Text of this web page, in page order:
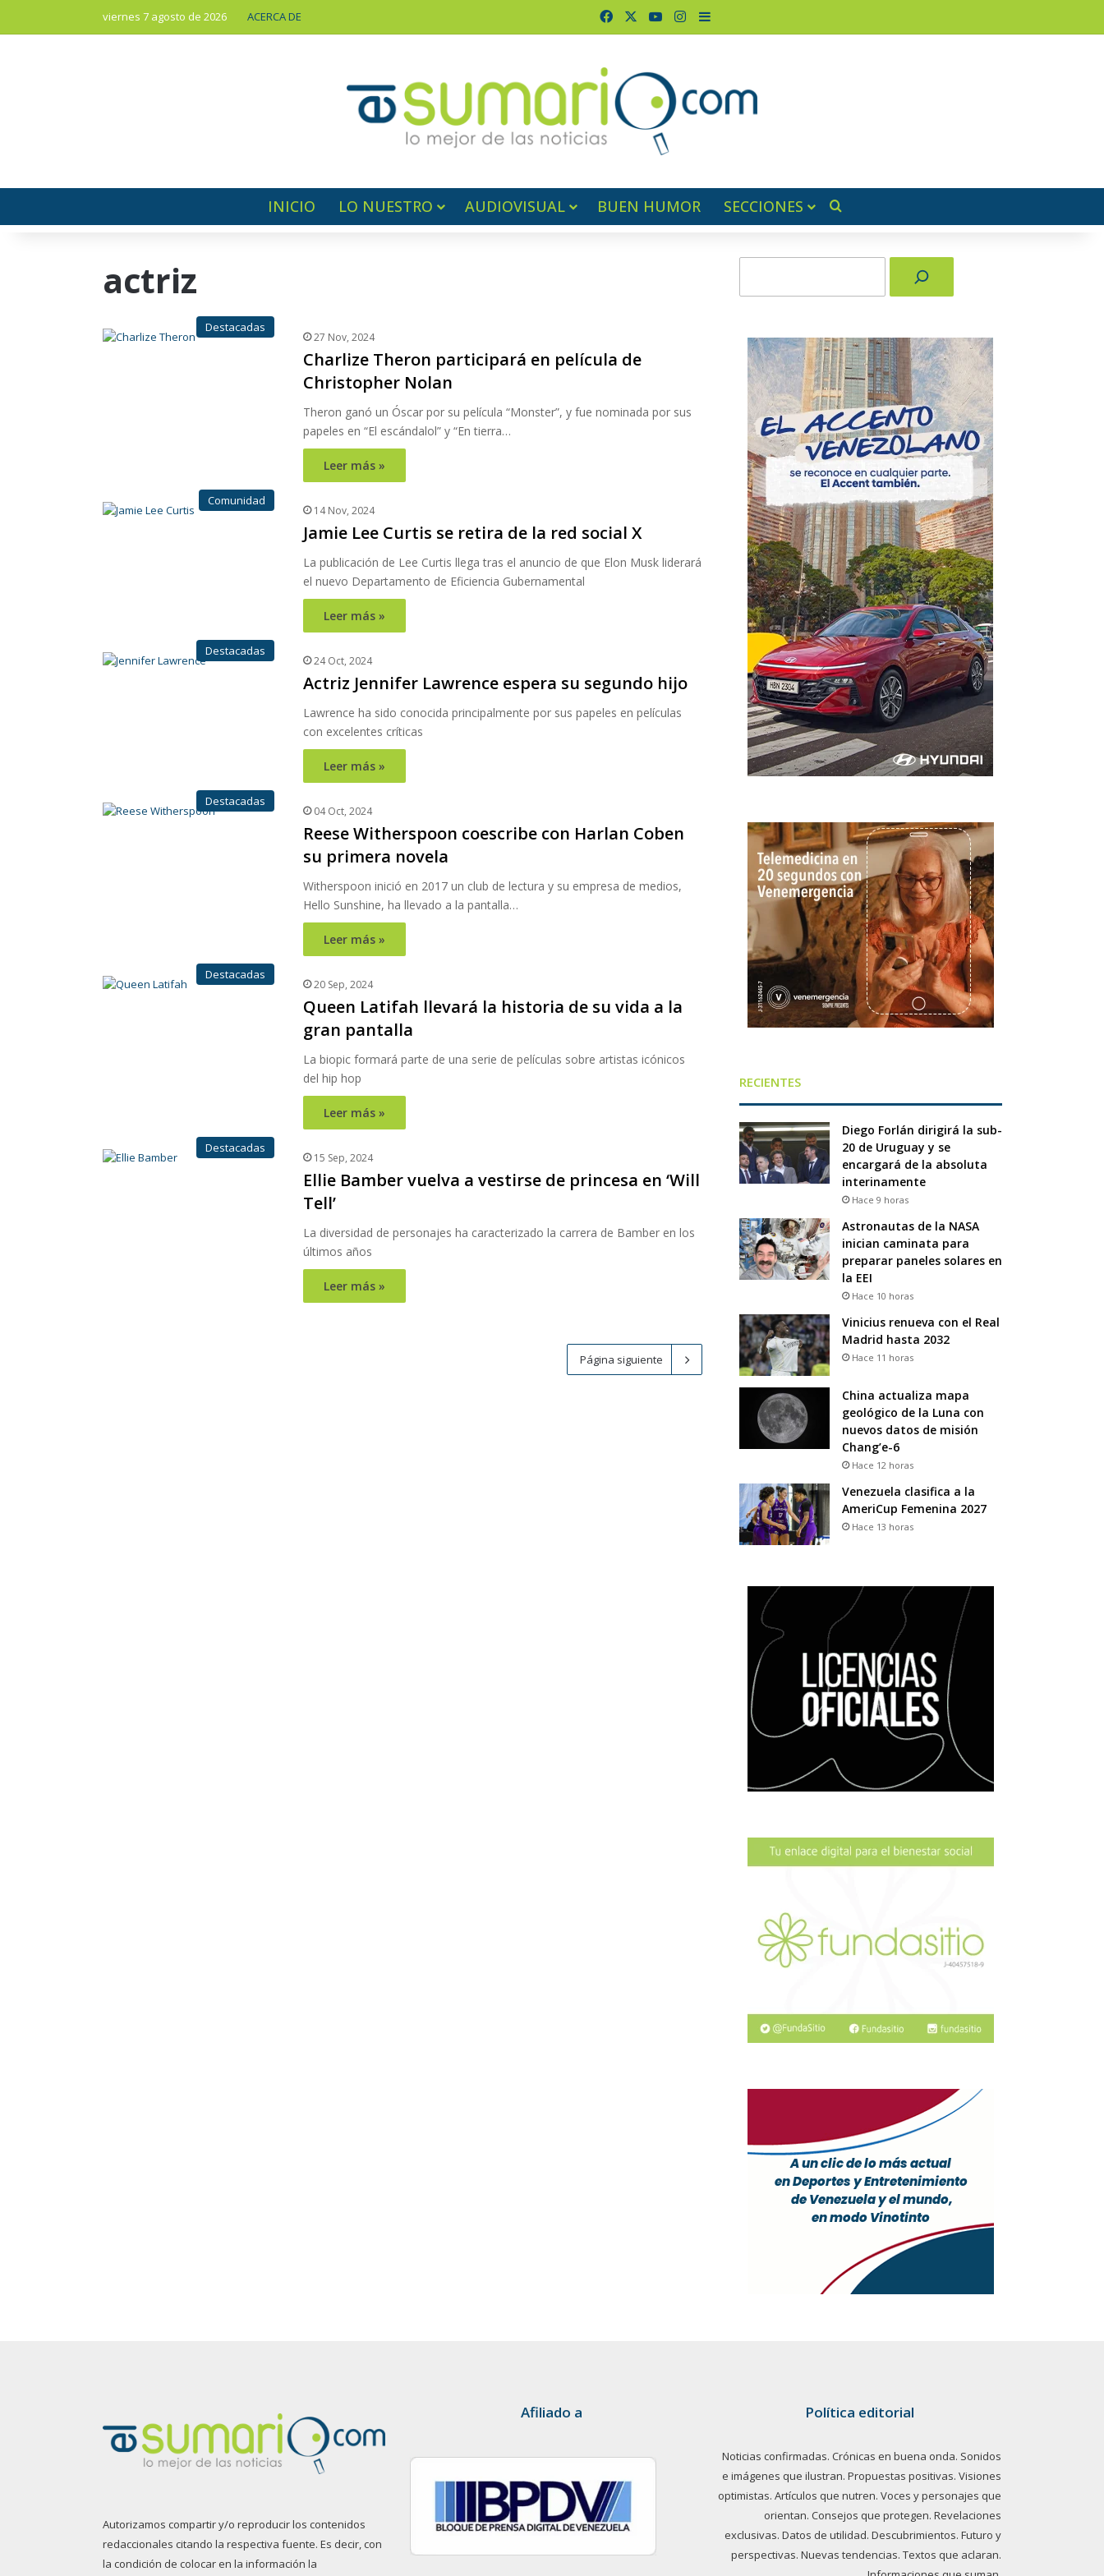
viernes 7 agosto de 2026 ACERCA DE FacebookYouTubeInstagram
Barra lateral
INICIO LO NUESTRO AUDIOVISUAL BUEN HUMOR SECCIONES
actriz
Destacadas
27 Nov, 2024
Charlize Theron participará en película de
Christopher Nolan
Theron ganó un Óscar por su película “Monster”, y fue nominada por sus
papeles en “El escándalol” y “En tierra…
Leer más »
Comunidad
14 Nov, 2024
Jamie Lee Curtis se retira de la red social X
La publicación de Lee Curtis llega tras el anuncio de que Elon Musk liderará
el nuevo Departamento de Eficiencia Gubernamental
Leer más »
Destacadas
24 Oct, 2024
Actriz Jennifer Lawrence espera su segundo hijo
Lawrence ha sido conocida principalmente por sus papeles en películas
con excelentes críticas
Leer más »
Destacadas
04 Oct, 2024
Reese Witherspoon coescribe con Harlan Coben
su primera novela
Witherspoon inició en 2017 un club de lectura y su empresa de medios,
Hello Sunshine, ha llevado a la pantalla…
Leer más »
Destacadas
20 Sep, 2024
Queen Latifah llevará la historia de su vida a la
gran pantalla
La biopic formará parte de una serie de películas sobre artistas icónicos
del hip hop
Leer más »
Destacadas
15 Sep, 2024
Ellie Bamber vuelva a vestirse de princesa en ‘Will
Tell’
La diversidad de personajes ha caracterizado la carrera de Bamber en los
últimos años
Leer más »
Página siguiente
RECIENTES
Diego Forlán dirigirá la sub-
20 de Uruguay y se
encargará de la absoluta
interinamente
Hace 9 horas
Astronautas de la NASA
inician caminata para
preparar paneles solares en
la EEI
Hace 10 horas
Vinicius renueva con el Real
Madrid hasta 2032
Hace 11 horas
China actualiza mapa
geológico de la Luna con
nuevos datos de misión
Chang’e-6
Hace 12 horas
Venezuela clasifica a la
AmeriCup Femenina 2027
Hace 13 horas
Autorizamos compartir y/o reproducir los contenidos
redaccionales citando la respectiva fuente. Es decir, con
la condición de colocar en la información la
Afiliado a Política editorial
Noticias confirmadas. Crónicas en buena onda. Sonidos
e imágenes que ilustran. Propuestas positivas. Visiones
optimistas. Artículos que nutren. Voces y personajes que
orientan. Consejos que protegen. Revelaciones
exclusivas. Datos de utilidad. Descubrimientos. Futuro y
perspectivas. Nuevas tendencias. Textos que aclaran.